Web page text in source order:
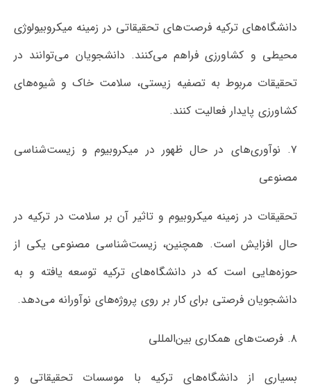
دانشگاه‌های ترکیه فرصت‌های تحقیقاتی در زمینه میکروبیولوژی
محیطی و کشاورزی فراهم می‌کنند. دانشجویان می‌توانند در
تحقیقات مربوط به تصفیه زیستی، سلامت خاک و شیوه‌های
کشاورزی پایدار فعالیت کنند.
۷. نوآوری‌های در حال ظهور در میکروبیوم و زیست‌شناسی
مصنوعی
تحقیقات در زمینه میکروبیوم و تاثیر آن بر سلامت در ترکیه در
حال افزایش است. همچنین، زیست‌شناسی مصنوعی یکی از
حوزه‌هایی است که در دانشگاه‌های ترکیه توسعه یافته و به
دانشجویان فرصتی برای کار بر روی پروژه‌های نوآورانه می‌دهد.
۸. فرصت‌های همکاری بین‌المللی
بسیاری از دانشگاه‌های ترکیه با موسسات تحقیقاتی و